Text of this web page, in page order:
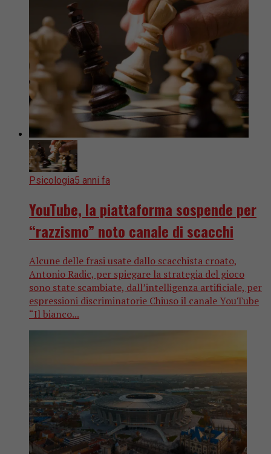
Psicologia5 anni fa
YouTube, la piattaforma sospende per
“razzismo” noto canale di scacchi
Alcune delle frasi usate dallo scacchista croato,
Antonio Radic, per spiegare la strategia del gioco
sono state scambiate, dall’intelligenza artificiale, per
espressioni discriminatorie Chiuso il canale YouTube
“Il bianco...